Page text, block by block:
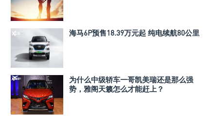
海马6P预售18.39万元起 纯电续航80公里
为什么中级轿车一哥凯美瑞还是那么强
势，雅阁天籁怎么才能赶上？